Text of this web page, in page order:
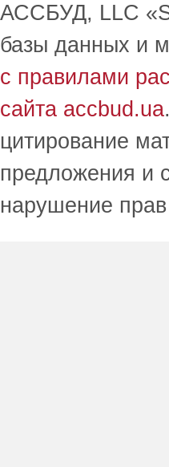
АССБУД, LLC
базы данных и
с правилами
сайта accbud.ua
цитирование
предложения и
нарушение